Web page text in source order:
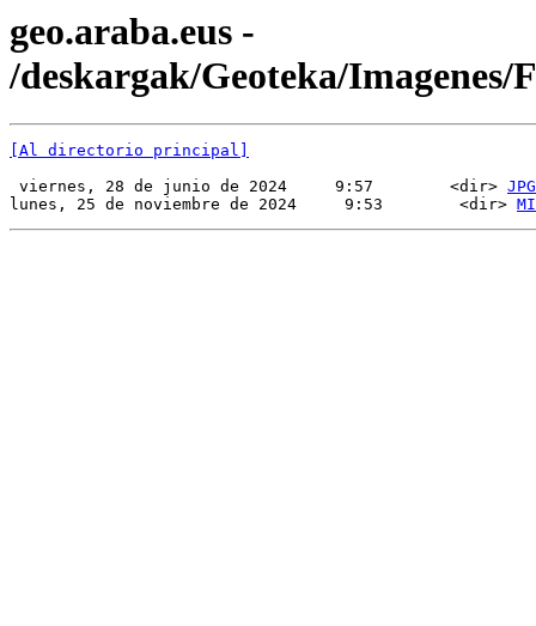
geo.araba.eus -
/deskargak/Geoteka/Imagenes/
[Al directorio principal]
viernes, 28 de junio de 2024     9:57        <dir> JPG
lunes, 25 de noviembre de 2024     9:53        <dir>